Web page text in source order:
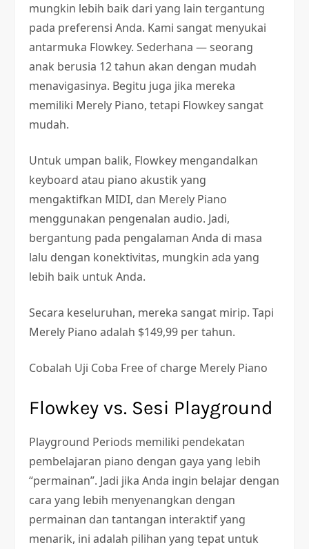
mungkin lebih baik dari yang lain tergantung
pada preferensi Anda. Kami sangat menyukai
antarmuka Flowkey. Sederhana — seorang
anak berusia 12 tahun akan dengan mudah
menavigasinya. Begitu juga jika mereka
memiliki Merely Piano, tetapi Flowkey sangat
mudah.
Untuk umpan balik, Flowkey mengandalkan
keyboard atau piano akustik yang
mengaktifkan MIDI, dan Merely Piano
menggunakan pengenalan audio. Jadi,
bergantung pada pengalaman Anda di masa
lalu dengan konektivitas, mungkin ada yang
lebih baik untuk Anda.
Secara keseluruhan, mereka sangat mirip. Tapi
Merely Piano adalah $149,99 per tahun.
Cobalah Uji Coba Free of charge Merely Piano
Flowkey vs. Sesi Playground
Playground Periods memiliki pendekatan
pembelajaran piano dengan gaya yang lebih
“permainan”. Jadi jika Anda ingin belajar dengan
cara yang lebih menyenangkan dengan
permainan dan tantangan interaktif yang
menarik, ini adalah pilihan yang tepat untuk